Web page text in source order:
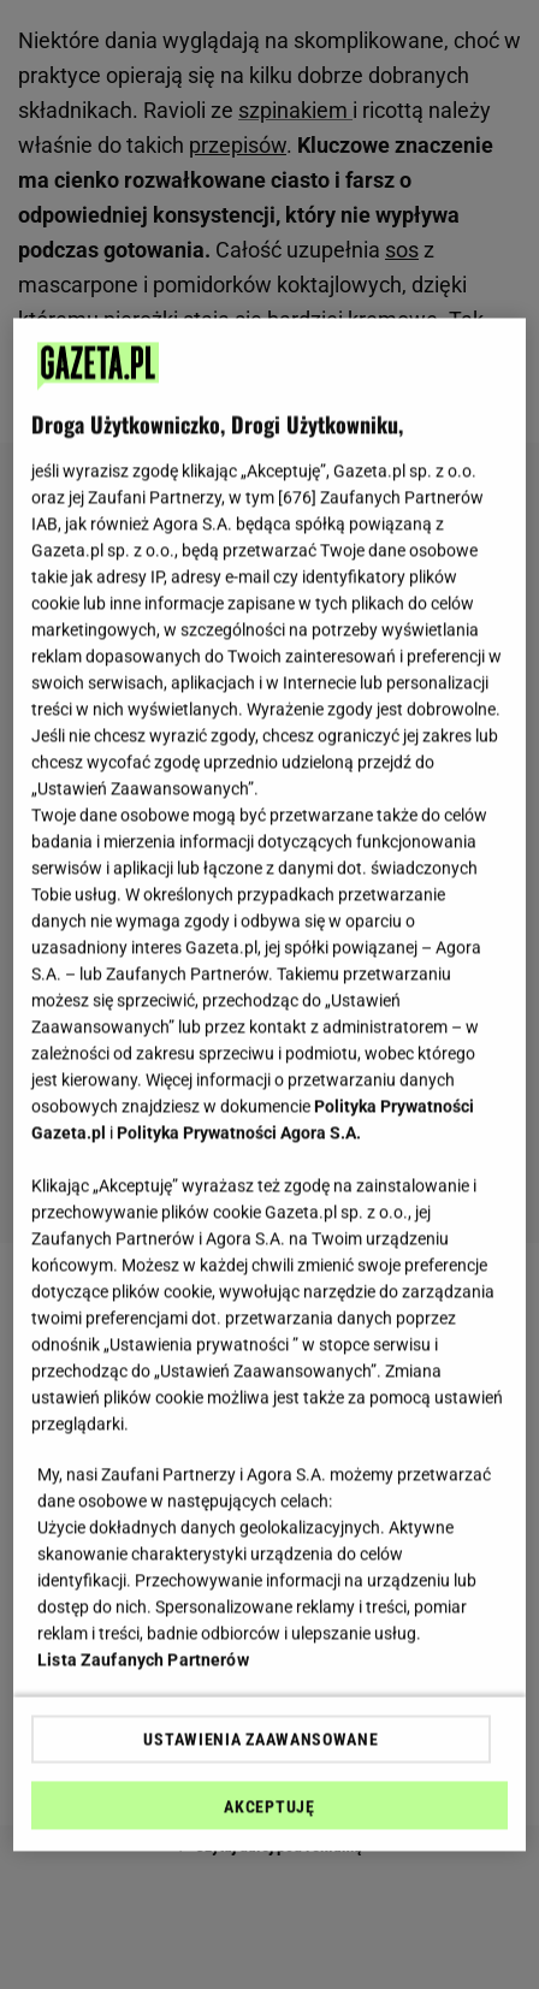
Niektóre dania wyglądają na skomplikowane, choć w
praktyce opierają się na kilku dobrze dobranych
składnikach. Ravioli ze szpinakiem i ricottą należy
właśnie do takich przepisów. Kluczowe znaczenie
ma cienko rozwałkowane ciasto i farsz o
odpowiedniej konsystencji, który nie wypływa
podczas gotowania. Całość uzupełnia sos z
mascarpone i pomidorków koktajlowych, dzięki
któremu pierożki stają się bardziej kremowe. Tak
przygotowane ravioli pasuje zarówno na zwykły
obiad, jak i spokojną kolację.
Zobacz wideoRavioli z tostów
Co zrobić z ricottą i szpinakiem? Ravioli ma
delikatne wnętrze, cienkie ciasto robi dużą różnicę
Ważne znaczenie ma odpowiednio przygotowany
farsz. Szpinak powinien być dokładnie odciśnięty z
nadmiaru wody, dzięki czemu nadzienie zachowuje
kremową konsystencję. Ricotta nadaje całości
lekkości, a starty ser podkreśla wyrazisty smak
farszu.Delikatne ciasto i kremowe nadzienie
sprawiają, że ravioli pozostaje lekkie i bardzo
miękkie.
Składniki na ciasto:
Droga Użytkowniczko, Drogi Użytkowniku,
jeśli wyrazisz zgodę klikając „Akceptuję”, Gazeta.pl sp. z o.o.
oraz jej Zaufani Partnerzy, w tym [676] Zaufanych Partnerów
IAB, jak również Agora S.A. będąca spółką powiązaną z
Gazeta.pl sp. z o.o., będą przetwarzać Twoje dane osobowe
takie jak adresy IP, adresy e-mail czy identyfikatory plików
cookie lub inne informacje zapisane w tych plikach do celów
marketingowych, w szczególności na potrzeby wyświetlania
reklam dopasowanych do Twoich zainteresowań i preferencji w
swoich serwisach, aplikacjach i w Internecie lub personalizacji
treści w nich wyświetlanych. Wyrażenie zgody jest dobrowolne.
Jeśli nie chcesz wyrazić zgody, chcesz ograniczyć jej zakres lub
chcesz wycofać zgodę uprzednio udzieloną przejdź do
„Ustawień Zaawansowanych”.
Twoje dane osobowe mogą być przetwarzane także do celów
badania i mierzenia informacji dotyczących funkcjonowania
serwisów i aplikacji lub łączone z danymi dot. świadczonych
Tobie usług. W określonych przypadkach przetwarzanie
danych nie wymaga zgody i odbywa się w oparciu o
uzasadniony interes Gazeta.pl, jej spółki powiązanej – Agora
S.A. – lub Zaufanych Partnerów. Takiemu przetwarzaniu
możesz się sprzeciwić, przechodząc do „Ustawień
Zaawansowanych” lub przez kontakt z administratorem – w
zależności od zakresu sprzeciwu i podmiotu, wobec którego
jest kierowany. Więcej informacji o przetwarzaniu danych
osobowych znajdziesz w dokumenciePolityka Prywatności
Gazeta.pl iPolityka Prywatności Agora S.A.
Klikając „Akceptuję” wyrażasz też zgodę na zainstalowanie i
przechowywanie plików cookie Gazeta.pl sp. z o.o., jej
Zaufanych Partnerów i Agora S.A. na Twoim urządzeniu
końcowym. Możesz w każdej chwili zmienić swoje preferencje
dotyczące plików cookie, wywołując narzędzie do zarządzania
twoimi preferencjami dot. przetwarzania danych poprzez
odnośnik „Ustawienia prywatności ” w stopce serwisu i
przechodząc do „Ustawień Zaawansowanych”. Zmiana
ustawień plików cookie możliwa jest także za pomocą ustawień
przeglądarki.
My, nasi Zaufani Partnerzy i Agora S.A. możemy przetwarzać
dane osobowe w następujących celach:
Użycie dokładnych danych geolokalizacyjnych. Aktywne
skanowanie charakterystyki urządzenia do celów
identyfikacji. Przechowywanie informacji na urządzeniu lub
dostęp do nich. Spersonalizowane reklamy i treści, pomiar
reklam i treści, badnie odbiorców i ulepszanie usług.
Lista Zaufanych Partnerów
USTAWIENIA ZAAWANSOWANE
AKCEPTUJĘ